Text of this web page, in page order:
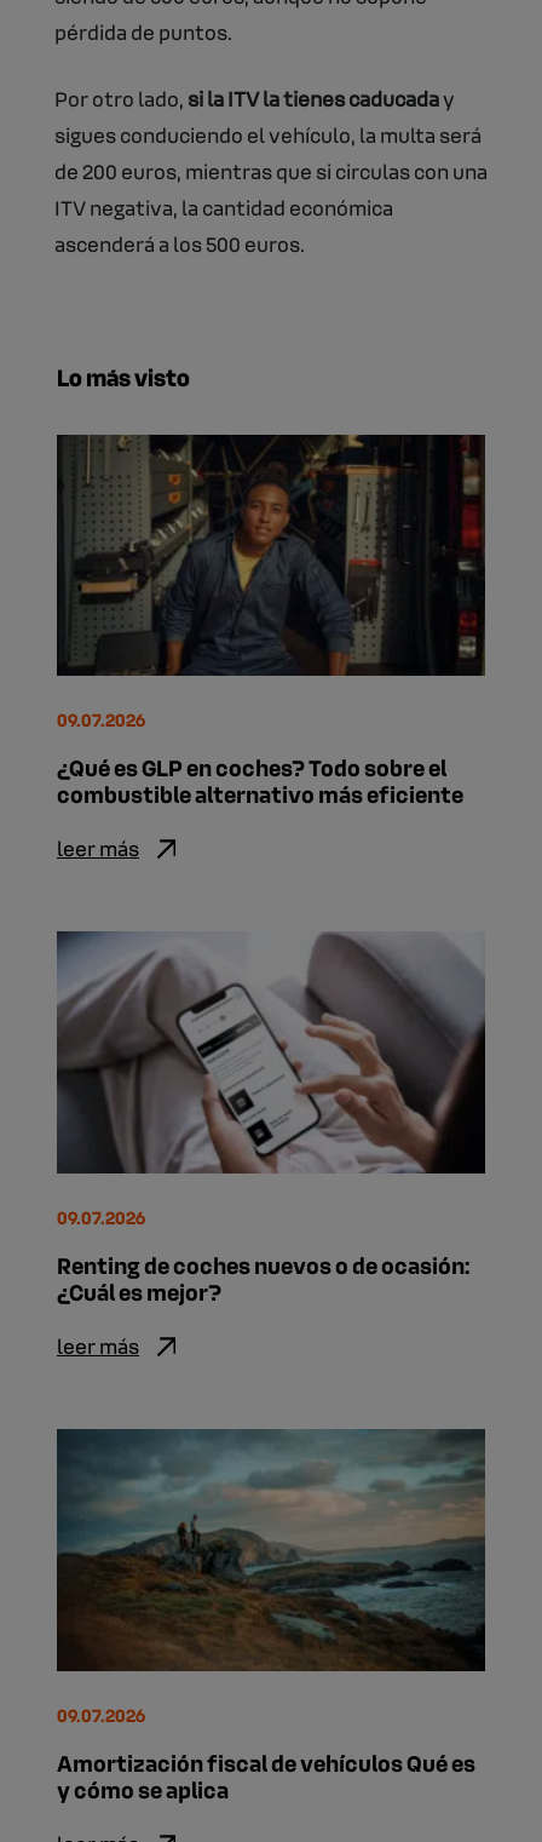
pérdida de puntos.
Por otro lado, si la ITV la tienes caducaday
sigues conduciendo el vehículo, la multa será
de 200 euros, mientras que si circulas con una
ITV negativa, la cantidad económica
ascenderá a los 500 euros.
Lo más visto
¿Qué es GLP en coches? Todo sobre el
combustible alternativo más eficiente
09.07.2026
leer más
Renting de coches nuevos o de ocasión:
¿Cuál es mejor?
09.07.2026
leer más
Amortización fiscal de vehículos Qué es
y cómo se aplica
09.07.2026